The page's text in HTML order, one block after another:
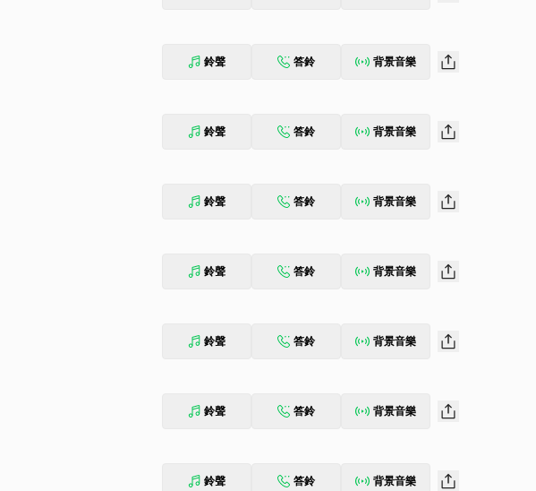
鈴聲 答鈴 背景音樂
鈴聲 答鈴 背景音樂
鈴聲 答鈴 背景音樂
鈴聲 答鈴 背景音樂
鈴聲 答鈴 背景音樂
鈴聲 答鈴 背景音樂
鈴聲 答鈴 背景音樂